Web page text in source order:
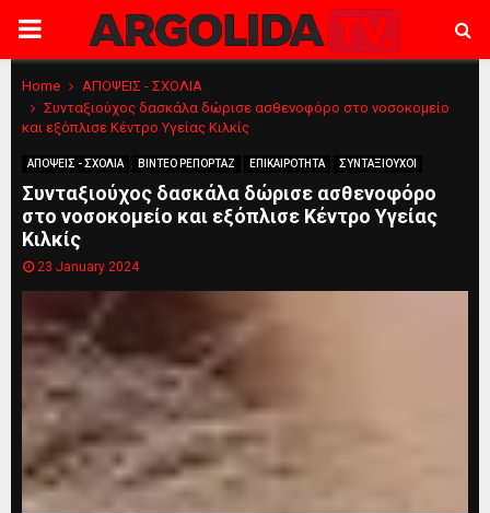
PRIMARY
MENU
Home
ΑΠΟΨΕΙΣ - ΣΧΟΛΙΑ
Συνταξιούχος δασκάλα δώρισε ασθενοφόρο στο νοσοκομείο
και εξόπλισε Κέντρο Υγείας Κιλκίς
ΑΠΟΨΕΙΣ - ΣΧΟΛΙΑ ΒΙΝΤΕΟ ΡΕΠΟΡΤΑΖ ΕΠΙΚΑΙΡΟΤΗΤΑ ΣΥΝΤΑΞΙΟΥΧΟΙ
Συνταξιούχος δασκάλα δώρισε ασθενοφόρο
στο νοσοκομείο και εξόπλισε Κέντρο Υγείας
Κιλκίς
23 January 2024